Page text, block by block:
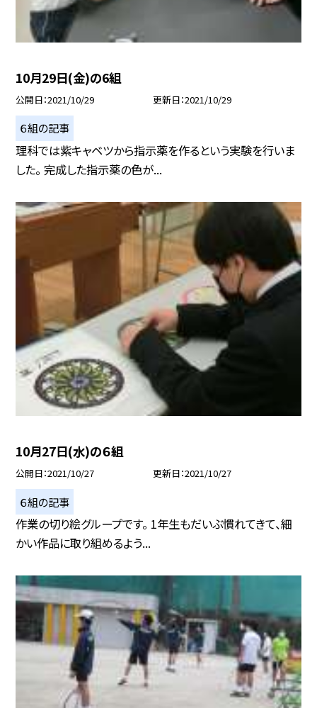
10月29日(金)の6組
公開日 2021/10/29 更新日 2021/10/29
６組の記事
理科では紫キャベツから指示薬を作るという実験を行いま
した。 完成した指示薬の色が...
10月27日(水)の６組
公開日 2021/10/27 更新日 2021/10/27
６組の記事
作業の切り絵グループです。 1年生もだいぶ慣れてきて、細
かい作品に取り組めるよう...